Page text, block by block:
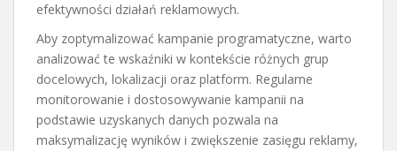
efektywności działań reklamowych.
Aby zoptymalizować kampanie programatyczne, warto
analizować te wskaźniki w kontekście różnych grup
docelowych, lokalizacji oraz platform. Regularne
monitorowanie i dostosowywanie kampanii na
podstawie uzyskanych danych pozwala na
maksymalizację wyników i zwiększenie zasięgu reklamy,